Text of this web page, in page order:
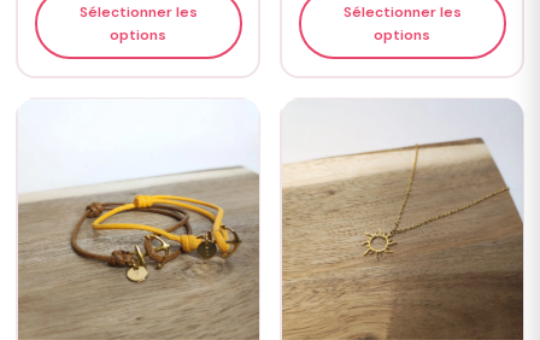
Sélectionner les
options
Sélectionner les
options